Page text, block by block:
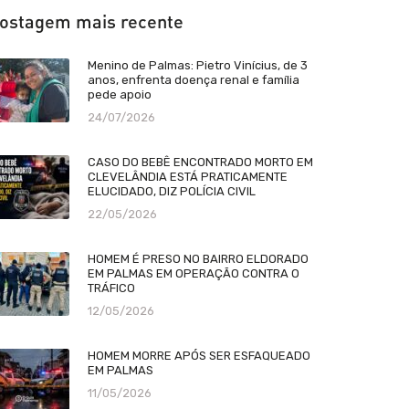
mais recente
Menino de Palmas: Pietro Vinícius, de 3
anos, enfrenta doença renal e família
pede apoio
24/07/2026
CASO DO BEBÊ ENCONTRADO MORTO EM
CLEVELÂNDIA ESTÁ PRATICAMENTE
ELUCIDADO, DIZ POLÍCIA CIVIL
22/05/2026
HOMEM É PRESO NO BAIRRO ELDORADO
EM PALMAS EM OPERAÇÃO CONTRA O
TRÁFICO
12/05/2026
HOMEM MORRE APÓS SER ESFAQUEADO
EM PALMAS
11/05/2026